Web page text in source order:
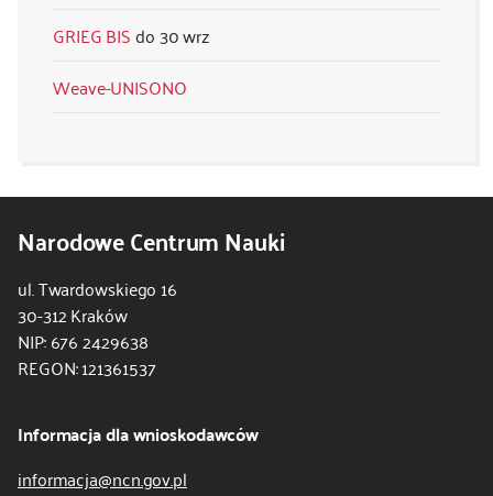
GRIEG BIS
30 wrz
Weave-UNISONO
Narodowe Centrum Nauki
ul. Twardowskiego 16
30-312 Kraków
NIP: 676 2429638
REGON: 121361537
Informacja dla wnioskodawców
informacja@ncn.gov.pl